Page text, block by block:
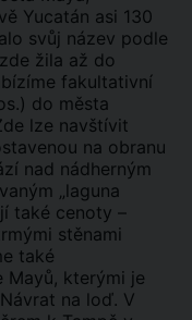
Yucatán asi 130
svůj název podle
žila až do
fakultativní
do města
lze navštívit
na obranu
nad nádherným
„laguna
také cenoty –
stěnami
také
Mayů, kterými je
na loď. V